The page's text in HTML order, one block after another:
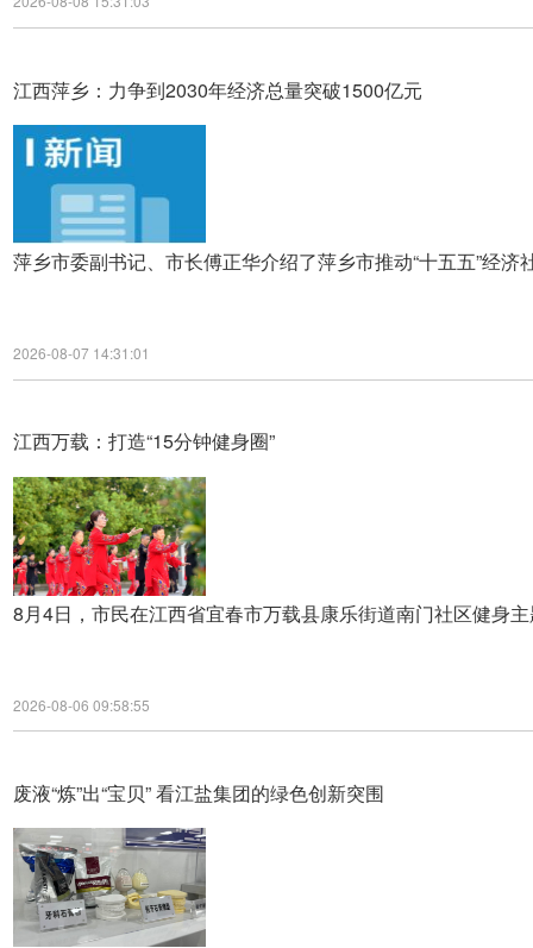
江西萍乡：力争到2030年经济总量突破1500亿元
萍乡市委副书记、市长傅正华介绍了萍乡市推动“十五五”经
2026-08-07 14:31:01
江西万载：打造“15分钟健身圈”
8月4日，市民在江西省宜春市万载县康乐街道南门社区健身
2026-08-06 09:58:55
废液“炼”出“宝贝” 看江盐集团的绿色创新突围